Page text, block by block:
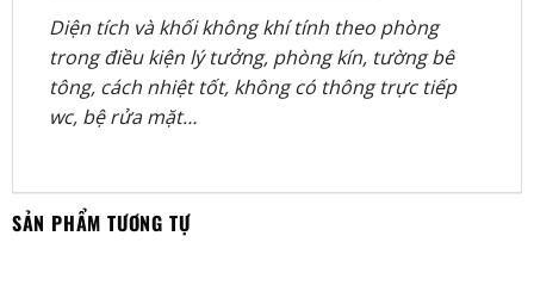
Diện tích và khối không khí tính theo phòng
trong điều kiện lý tưởng, phòng kín, tường bê
tông, cách nhiệt tốt, không có thông trực tiếp
wc, bệ rửa mặt…
SẢN PHẨM TƯƠNG TỰ